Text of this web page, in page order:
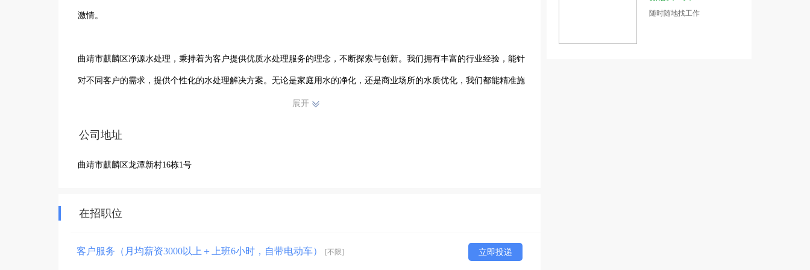
激情。
曲靖市麒麟区净源水处理，秉持着为客户提供优质水处理服务的理念，不断探索与创新。我们拥有丰富的行业经验，能针
对不同客户的需求，提供个性化的水处理解决方案。无论是家庭用水的净化，还是商业场所的水质优化，我们都能精准施
展开
公司地址
曲靖市麒麟区龙潭新村16栋1号
在招职位
客户服务（月均薪资3000以上＋上班6小时，自带电动车） [不限] 立即投递
随时随地找工作